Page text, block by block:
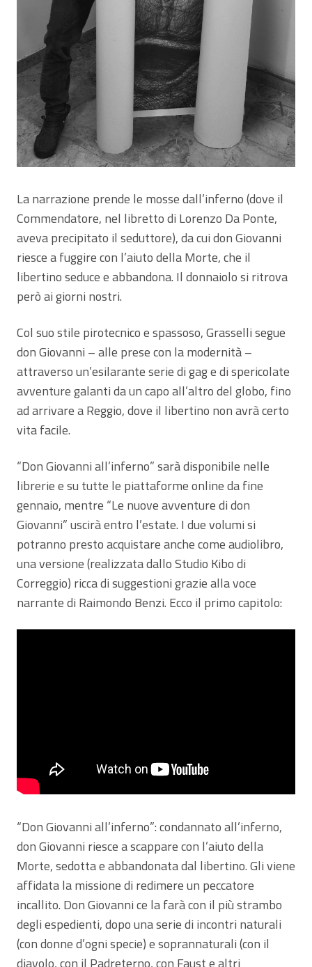
La narrazione prende le mosse dall’inferno (dove il
Commendatore, nel libretto di Lorenzo Da Ponte,
aveva precipitato il seduttore), da cui don Giovanni
riesce a fuggire con l’aiuto della Morte, che il
libertino seduce e abbandona. Il donnaiolo si ritrova
però ai giorni nostri.
Col suo stile pirotecnico e spassoso, Grasselli segue
don Giovanni – alle prese con la modernità –
attraverso un’esilarante serie di gag e di spericolate
avventure galanti da un capo all’altro del globo, fino
ad arrivare a Reggio, dove il libertino non avrà certo
vita facile.
“Don Giovanni all’inferno” sarà disponibile nelle
librerie e su tutte le piattaforme online da fine
gennaio, mentre “Le nuove avventure di don
Giovanni” uscirà entro l’estate. I due volumi si
potranno presto acquistare anche come audiolibro,
una versione (realizzata dallo Studio Kibo di
Correggio) ricca di suggestioni grazie alla voce
narrante di Raimondo Benzi. Ecco il primo capitolo:
“Don Giovanni all’inferno”: condannato all’inferno,
don Giovanni riesce a scappare con l’aiuto della
Morte, sedotta e abbandonata dal libertino. Gli viene
affidata la missione di redimere un peccatore
incallito. Don Giovanni ce la farà con il più strambo
degli espedienti, dopo una serie di incontri naturali
(con donne d’ogni specie) e soprannaturali (con il
diavolo, con il Padreterno, con Faust e altri